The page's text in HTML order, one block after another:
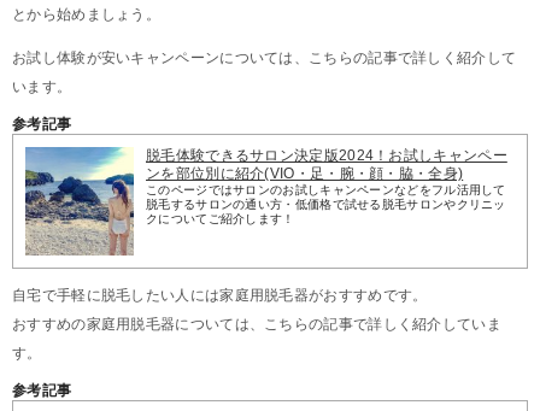
とから始めましょう。
お試し体験が安いキャンペーンについては、こちらの記事で詳しく紹介して
います。
参考記事
脱毛体験できるサロン決定版2024！お試しキャンペー
ンを部位別に紹介(VIO・足・腕・顔・脇・全身)
このページではサロンのお試しキャンペーンなどをフル活用して
脱毛するサロンの通い方・低価格で試せる脱毛サロンやクリニッ
クについてご紹介します！
自宅で手軽に脱毛したい人には家庭用脱毛器がおすすめです。
おすすめの家庭用脱毛器については、こちらの記事で詳しく紹介していま
す。
参考記事